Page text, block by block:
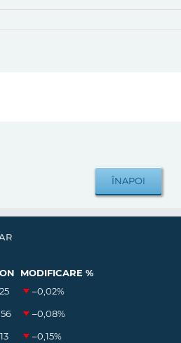
MODIFICARE %
–0,02%
–0,08%
–0,15%